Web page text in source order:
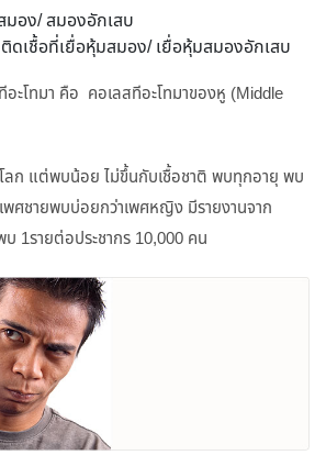
มอง/ สมองอักเสบ
ติดเชื้อที่เยื่อหุ้มสมอง/ เยื่อหุ้มสมองอักเสบ
ะโทมา คือ คอเลสทีอะโทมาของหู (Middle
ลก แต่พบน้อย ไม่ขึ้นกับเชื้อชาติ พบทุกอายุ พบ
พศชายพบบ่อยกว่าเพศหญิง มีรายงานจาก
1รายต่อประชากร 10,000 คน